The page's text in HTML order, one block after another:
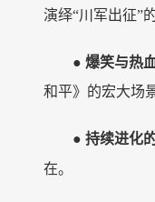
演绎“川军出征”
● 爆笑与热
和平》的宏大场
● 持续进化
在。